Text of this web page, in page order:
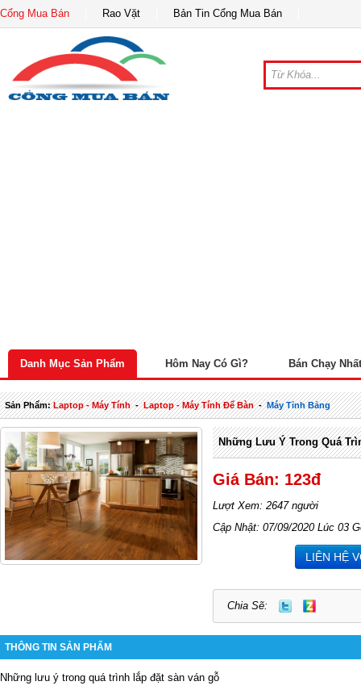
Cổng Mua Bán Rao Vặt Bản Tin Cổng Mua Bán
Danh Mục Sản Phẩm Hôm Nay Có Gì? Bán Chạy Nhất
Sản Phẩm:Laptop - Máy Tính-Laptop - Máy Tính Để Bàn-Máy Tỉnh Bảng
Những Lưu Ý Trong Quá
Giá Bán: 123đ
Lượt Xem: 2647 người
Cập Nhật: 07/09/2020 Lúc 03
LIÊN HỆ
Chia Sẽ:
THÔNG TIN SẢN PHẨM
Những lưu ý trong quá trình lắp đặt sàn ván gỗ